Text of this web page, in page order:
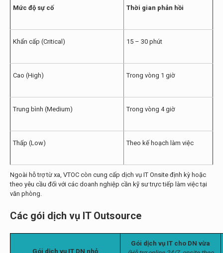
Mức độ sự cố Thời gian phản hồi
Khẩn cấp (Critical) 15 – 30 phút
Cao (High) Trong vòng 1 giờ
Trung bình (Medium) Trong vòng 4 giờ
Thấp (Low) Theo kế hoạch làm việc
Ngoài hỗ trợ từ xa, VTOC còn cung cấp dịch vụ IT Onsite định kỳ hoặc
theo yêu cầu đối với các doanh nghiệp cần kỹ sư trực tiếp làm việc tại
văn phòng.
Các gói dịch vụ IT Outsource
Gói dịch vụ IT DN nhỏ
Gói dịch vụ IT cho DN vừa